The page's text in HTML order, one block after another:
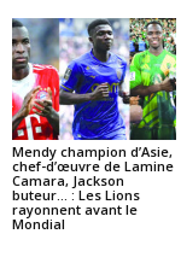
Mendy champion d’Asie,
chef-d’œuvre de Lamine
Camara, Jackson
buteur… : Les Lions
rayonnent avant le
Mondial